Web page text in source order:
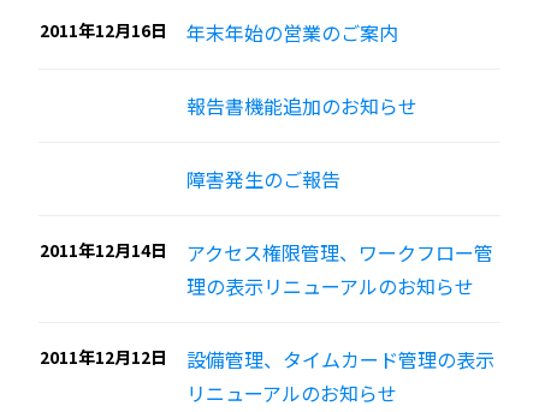
2011年12月16日 年末年始の営業のご案内
報告書機能追加のお知らせ
障害発生のご報告
2011年12月14日
アクセス権限管理、ワークフロー管
理の表示リニューアルのお知らせ
2011年12月12日
設備管理、タイムカード管理の表示
リニューアルのお知らせ